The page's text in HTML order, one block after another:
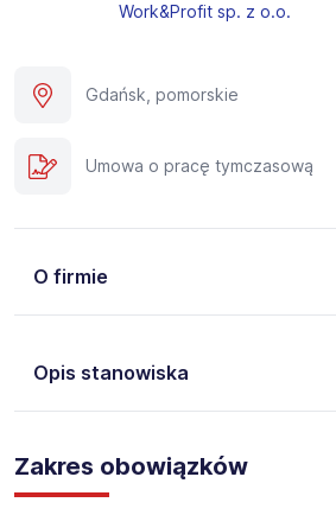
Work&Profit sp. z o.o.
Gdańsk, pomorskie
Umowa o pracę tymczasową
O firmie
Opis stanowiska
Pośrednictwa Pracy i Doradztwa
Profit jest obecnie jedną z
polskich agencji zatrudnienia. W ciągu
Zakres obowiązków